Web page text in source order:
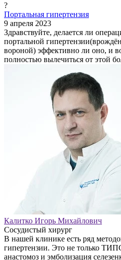
?
Портальная гипертензия
9 апреля 2023
Здравствуйте, делается ли
портальной
вороной) эффективно ли оно, и
полностью вылечиться от этой
Калитко Игорь Михайлович
Сосудистый хирург
В нашей клинике есть ряд
гипертензии. Это не только
анастомоз и эмболизация